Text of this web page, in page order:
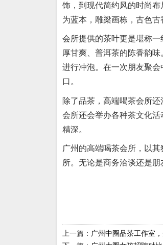
饰，到现代简约风的时尚
为蓝本，雕梁画栋，古色古
会所提供的茶叶更是堪称
厚甘爽、普洱茶的陈香韵
进行冲泡。在一次朋友聚
口。
除了品茶，高端喝茶会所
会所还会举办各种茶文化
精深。
广州的高端喝茶会所，以
所。无论是商务洽谈还是
上一篇： 广州中圈品茶工作室